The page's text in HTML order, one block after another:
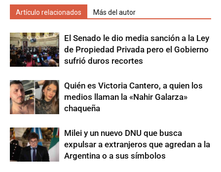
Artículo relacionados Más del autor
El Senado le dio media sanción a la Ley
de Propiedad Privada pero el Gobierno
sufrió duros recortes
Quién es Victoria Cantero, a quien los
medios llaman la «Nahir Galarza»
chaqueña
Milei y un nuevo DNU que busca
expulsar a extranjeros que agredan a la
Argentina o a sus símbolos